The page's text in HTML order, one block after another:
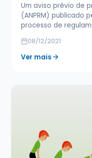
Um aviso prévio de
(ANPRM) publicado
processo de
08/12/2021
Ver mais